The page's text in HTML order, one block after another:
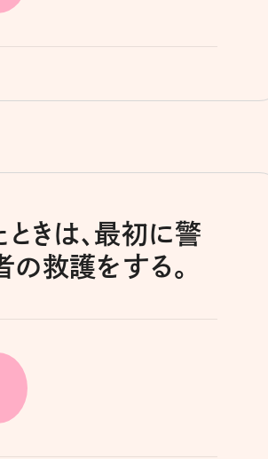
きは、最初に警
の救護をする。